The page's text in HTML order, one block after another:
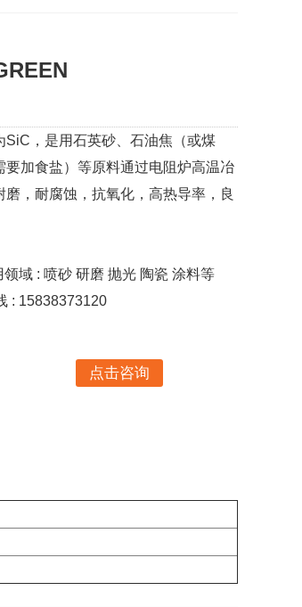
，是用石英砂、石油焦（或煤
加食盐）等原料通过电阻炉高温冶
，耐腐蚀，抗氧化，高热导率，良
领域 : 喷砂 研磨 抛光 陶瓷 涂料等
: 15838373120
点击咨询